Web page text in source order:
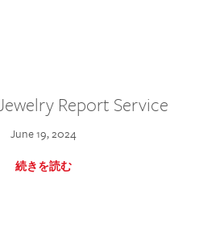
Report Service
June 19, 2024
続きを読む